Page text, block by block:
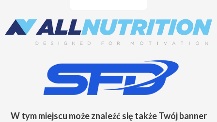
W tym miejscu może znaleźć się także Twój banner